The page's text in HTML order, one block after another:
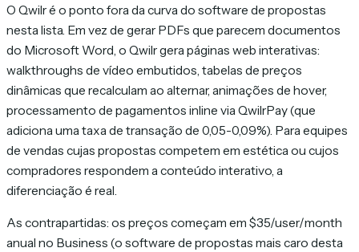
O Qwilr é o ponto fora da curva do software de propostas
nesta lista. Em vez de gerar PDFs que parecem documentos
do Microsoft Word, o Qwilr gera páginas web interativas:
walkthroughs de vídeo embutidos, tabelas de preços
dinâmicas que recalculam ao alternar, animações de hover,
processamento de pagamentos inline via QwilrPay (que
adiciona uma taxa de transação de 0,05-0,09%). Para equipes
de vendas cujas propostas competem em estética ou cujos
compradores respondem a conteúdo interativo, a
diferenciação é real.
As contrapartidas: os preços começam em $35/user/month
anual no Business (o software de propostas mais caro desta